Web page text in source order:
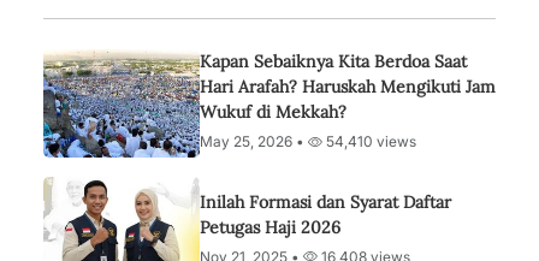
Kapan Sebaiknya Kita Berdoa Saat
Hari Arafah? Haruskah Mengikuti Jam
Wukuf di Mekkah?
May 25, 2026 • 54,410 views
Inilah Formasi dan Syarat Daftar
Petugas Haji 2026
Nov 21, 2025 • 16,408 views